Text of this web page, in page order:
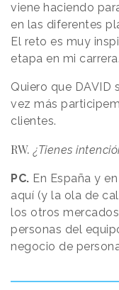
viene haciendo
en las diferentes
El reto es muy
etapa en mi carrera.
Quiero que DAVID
vez más
clientes.
RW.¿Tienes
PC. En España y
aquí (y la ola de
los otros
personas del
negocio de